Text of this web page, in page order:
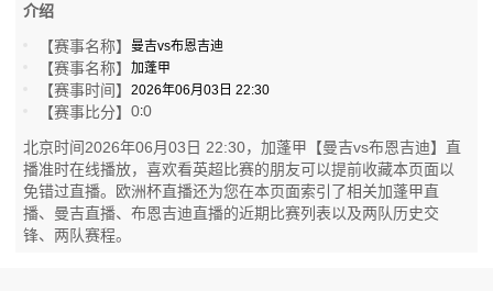
介绍
【赛事名称】
曼吉vs布恩吉迪
【赛事名称】加蓬甲
【赛事时间】2026年06月03日 22:30
【赛事比分】0:0
北京时间2026年06月03日 22:30，加蓬甲【曼吉vs布恩吉迪】直
播准时在线播放，喜欢看英超比赛的朋友可以提前收藏本页面以
免错过直播。欧洲杯直播还为您在本页面索引了相关加蓬甲直
播、曼吉直播、布恩吉迪直播的近期比赛列表以及两队历史交
锋、两队赛程。